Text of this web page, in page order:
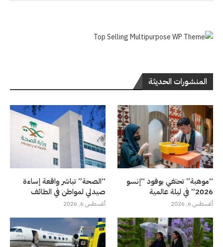
المنشورات الحديثة
“موهبة” تحتفي بوفود “إنسو
2026” في ليلة عالمية
أغسطس 6, 2026
“الصحة” تباشر واقعة إساءة
صيدلي لمواطن في الطائف
أغسطس 6, 2026